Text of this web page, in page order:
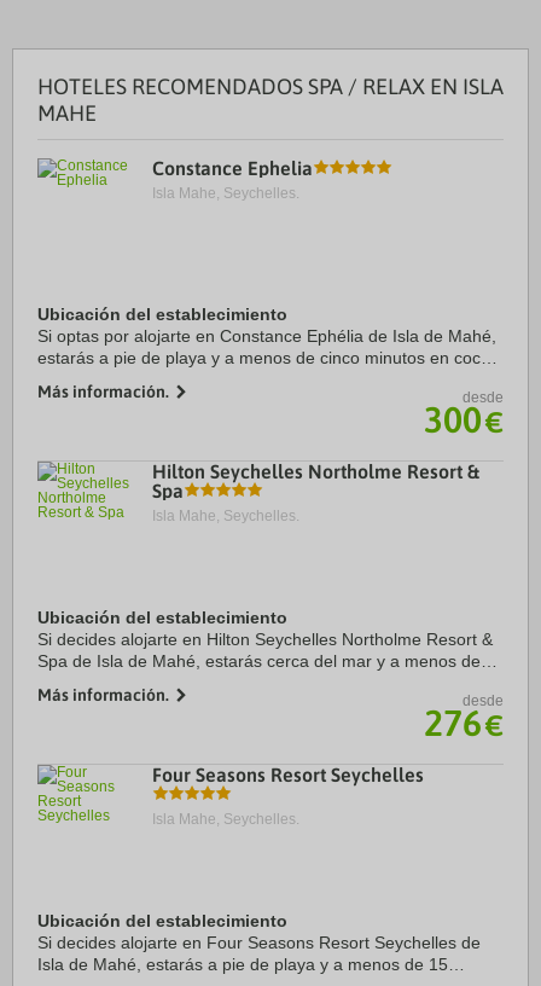
HOTELES RECOMENDADOS SPA / RELAX EN ISLA
MAHE
Constance Ephelia
Isla Mahe, Seychelles.
Ubicación del establecimiento
Si optas por alojarte en Constance Ephélia de Isla de Mahé,
estarás a pie de playa y a menos de cinco minutos en coche
complejo de playa se encuentra a ...
Más información. desde
300€
Hilton Seychelles Northolme Resort &
Spa
Isla Mahe, Seychelles.
Ubicación del establecimiento
Si decides alojarte en Hilton Seychelles Northolme Resort &
Spa de Isla de Mahé, estarás cerca del mar y a menos de
Bazar Labrin. Además, este ...
Más información. desde
276€
Four Seasons Resort Seychelles
Isla Mahe, Seychelles.
Ubicación del establecimiento
Si decides alojarte en Four Seasons Resort Seychelles de
Isla de Mahé, estarás a pie de playa y a menos de 15